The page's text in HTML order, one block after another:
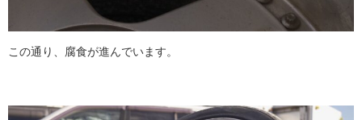
この通り、腐食が進んでいます。